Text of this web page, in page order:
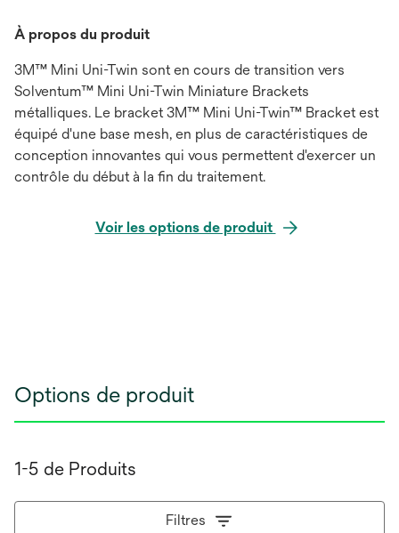
À propos du produit
3M™ Mini Uni-Twin sont en cours de transition vers
Solventum™ Mini Uni-Twin Miniature Brackets
métalliques. Le bracket 3M™ Mini Uni-Twin™ Bracket est
équipé d'une base mesh, en plus de caractéristiques de
conception innovantes qui vous permettent d'exercer un
contrôle du début à la fin du traitement.
Voir les options de produit
Options de produit
1-5 de Produits
Filtres